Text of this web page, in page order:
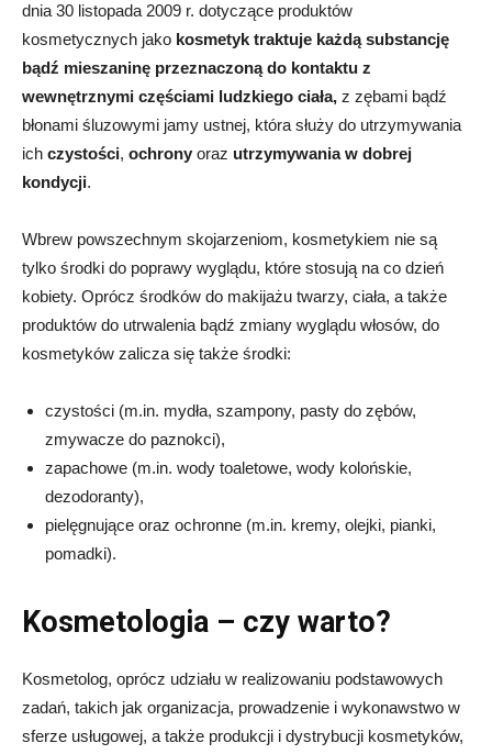
dnia 30 listopada 2009 r. dotyczące produktów
kosmetycznych jako kosmetyk traktuje każdą substancję
bądź mieszaninę przeznaczoną do kontaktu z
wewnętrznymi częściami ludzkiego ciała, z zębami bądź
błonami śluzowymi jamy ustnej, która służy do utrzymywania
ich czystości, ochrony oraz utrzymywania w dobrej
kondycji.
Wbrew powszechnym skojarzeniom, kosmetykiem nie są
tylko środki do poprawy wyglądu, które stosują na co dzień
kobiety. Oprócz środków do makijażu twarzy, ciała, a także
produktów do utrwalenia bądź zmiany wyglądu włosów, do
kosmetyków zalicza się także środki:
czystości (m.in. mydła, szampony, pasty do zębów,
zmywacze do paznokci),
zapachowe (m.in. wody toaletowe, wody kolońskie,
dezodoranty),
pielęgnujące oraz ochronne (m.in. kremy, olejki, pianki,
pomadki).
Kosmetologia – czy warto?
Kosmetolog, oprócz udziału w realizowaniu podstawowych
zadań, takich jak organizacja, prowadzenie i wykonawstwo w
sferze usługowej, a także produkcji i dystrybucji kosmetyków,